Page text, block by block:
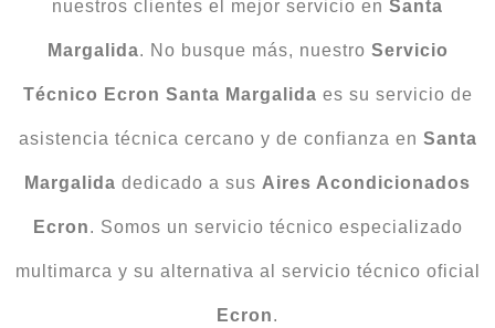
nuestros clientes el mejor servicio en Santa
Margalida. No busque más, nuestro Servicio
Técnico Ecron Santa Margalida es su servicio de
asistencia técnica cercano y de confianza en Santa
Margalida dedicado a sus Aires Acondicionados
Ecron. Somos un servicio técnico especializado
multimarca y su alternativa al servicio técnico oficial
Ecron.